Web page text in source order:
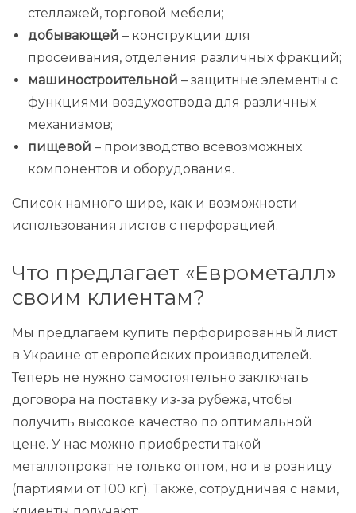
стеллажей, торговой мебели;
добывающей – конструкции для
просеивания, отделения различных фракций;
машиностроительной – защитные элементы с
функциями воздухоотвода для различных
механизмов;
пищевой – производство всевозможных
компонентов и оборудования.
Список намного шире, как и возможности
использования листов с перфорацией.
Что предлагает «Еврометалл»
своим клиентам?
Мы предлагаем купить перфорированный лист
в Украине от европейских производителей.
Теперь не нужно самостоятельно заключать
договора на поставку из-за рубежа, чтобы
получить высокое качество по оптимальной
цене. У нас можно приобрести такой
металлопрокат не только оптом, но и в розницу
(партиями от 100 кг). Также, сотрудничая с нами,